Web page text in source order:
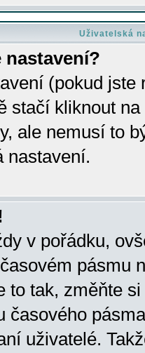
Uživatelská
nastavení?
(pokud
stačí kliknout
ale nemusí to
nastavení.
v pořádku,
pásmu
to tak, změňte
časového
uživatelé.